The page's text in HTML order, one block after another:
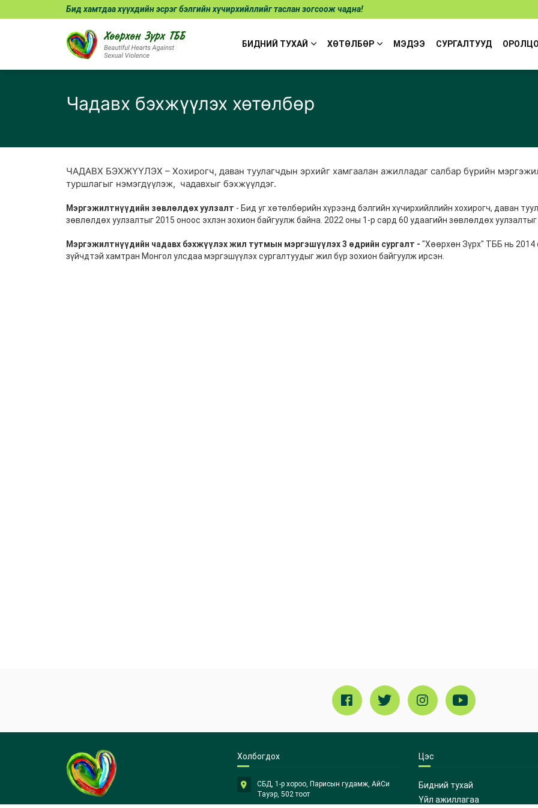
Бид хамтдаа хүүхдийн эсрэг бэлгийн хүчирхийллийг таслан зогсоож чадна!
БИДНИЙ ТУХАЙ ХӨТӨЛБӨР МЭДЭЭ СУРГАЛТУУД
Чадавх бэхжүүлэх хөтөлбөр
ЧАДАВХ БЭХЖҮҮЛЭХ – Хохирогч, даван туулагчдын эрхийг хамгаалан ажилладаг салбар бүрийн
туршлагыг нэмэгдүүлэж, чадавхыг бэхжүүлдэг.
Мэргэжилтнүүдийн зөвлөлдөх уулзалт - Бид уг хөтөлбөрийн хүрээнд бэлгийн хүчирхийллийн хохирогч, даван
зөвлөлдөх уулзалтыг 2015 оноос эхлэн зохион байгуулж байна. 2022 оны 1-р сард 60 удаагийн зөвлөлдөх
Мэргэжилтнүүдийн чадавх бэхжүүлэх жил тутмын мэргэшүүлэх 3 өдрийн сургалт - "Хөөрхөн Зүрх" ТББ нь 2014
зүйчдтэй хамтран Монгол улсдаа мэргэшүүлэх сургалтуудыг жил бүр зохион байгуулж ирсэн.
Холбогдох
СБД, 1-р хороо, Парисын гудамж, АйСи
Тауэр, 502 тоот
Цэс
Бидний тухай
Үйл ажиллагаа